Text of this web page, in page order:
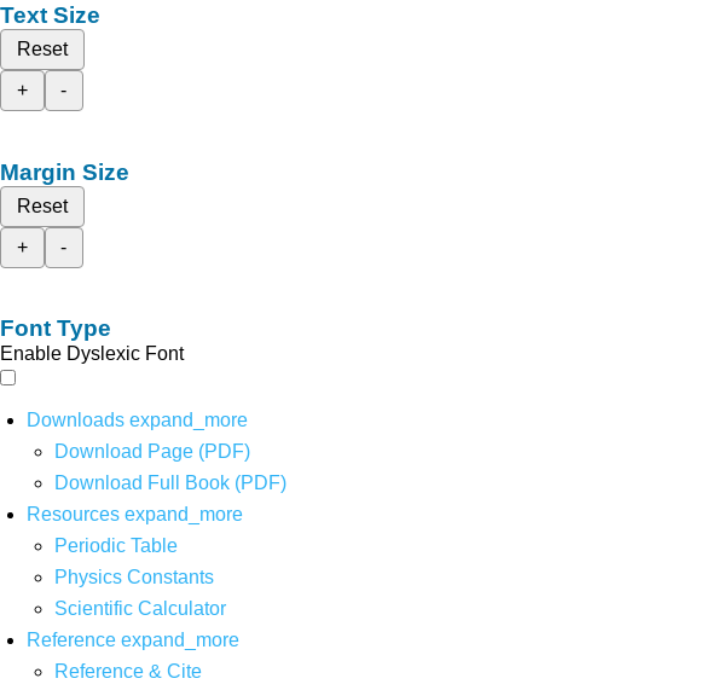
Text Size
Reset
+
-
Margin Size
Reset
+
-
Font Type
Enable Dyslexic Font
Downloads expand_more
Download Page (PDF)
Download Full Book (PDF)
Resources expand_more
Periodic Table
Physics Constants
Scientific Calculator
Reference expand_more
Reference & Cite